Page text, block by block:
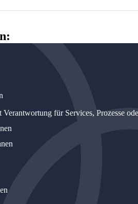
für Services, Prozesse